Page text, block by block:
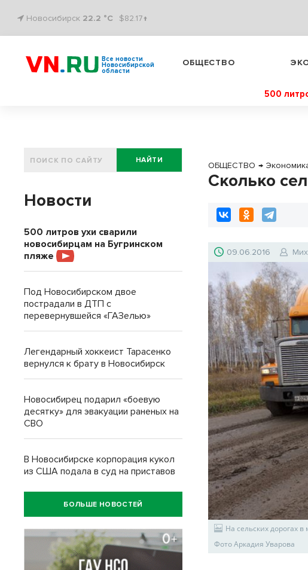
Новосибирск 22.2 °C $82.17↑
Все новости
Новосибирской
области
ОБЩЕСТВО
500
ОБЩЕСТВО →
Сколько
09.06.2016
На сельских дорогах
Фото Аркадия Уварова
НАЙТИ
Новости
500 литров ухи сварили
новосибирцам на Бугринском
пляже
Под Новосибирском двое
пострадали в ДТП с
перевернувшейся «ГАЗелью»
Легендарный хоккеист Тарасенко
вернулся к брату в Новосибирск
Новосибирец подарил «боевую
десятку» для эвакуации раненых на
СВО
В Новосибирске корпорация кукол
из США подала в суд на приставов
БОЛЬШЕ НОВОСТЕЙ